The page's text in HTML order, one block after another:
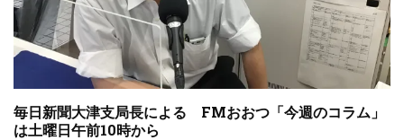
毎日新聞大津支局長による FMおおつ「今週のコラム」
は土曜日午前10時から